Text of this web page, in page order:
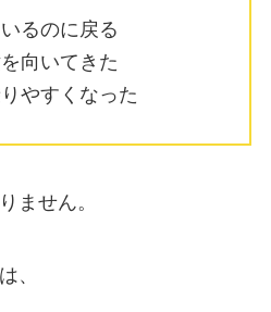
るのに戻る
向いてきた
やすくなった
ません。
、